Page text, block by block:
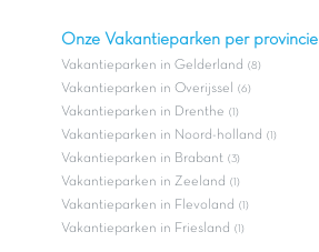
Onze Vakantieparken per provincie
Vakantieparken in Gelderland (8)
Vakantieparken in Overijssel (6)
Vakantieparken in Drenthe (1)
Vakantieparken in Noord-holland (1)
Vakantieparken in Brabant (3)
Vakantieparken in Zeeland (1)
Vakantieparken in Flevoland (1)
Vakantieparken in Friesland (1)